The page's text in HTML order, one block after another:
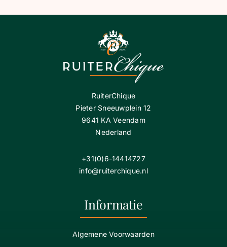
RuiterChique
Pieter Sneeuwplein 12
9641 KA Veendam
Nederland
+31(0)6-14414727
info@ruiterchique.nl
Informatie
Algemene Voorwaarden